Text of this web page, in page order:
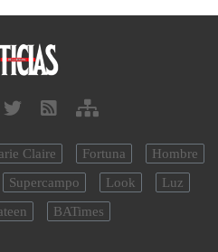
Claire Fortuna
Hombre
Supercampo Look
Luz
BATimes